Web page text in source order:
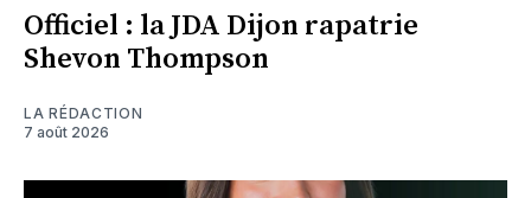
Officiel : la JDA Dijon rapatrie
Shevon Thompson
LA RÉDACTION
7 août 2026